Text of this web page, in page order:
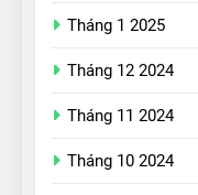
Tháng 1 2025
Tháng 12 2024
Tháng 11 2024
Tháng 10 2024